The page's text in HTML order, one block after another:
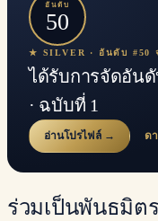
อันดับ
50
★ SILVER · อันดับ #50
ได้รับการจัดอันดั
· ฉบับที่ 1
อ่านโปรไฟล์ → ด
ร่วมเป็นพันธมิต